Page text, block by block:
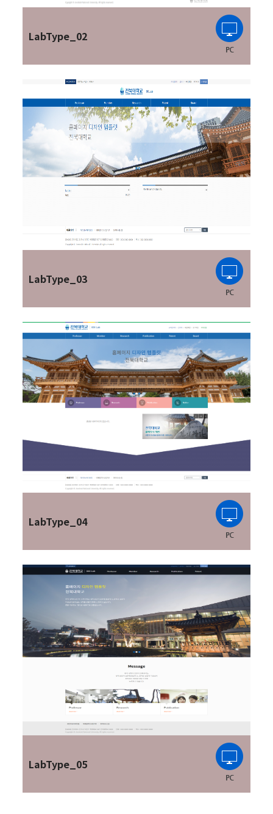
LabType_02
LabType_03
LabType_04
LabType_05